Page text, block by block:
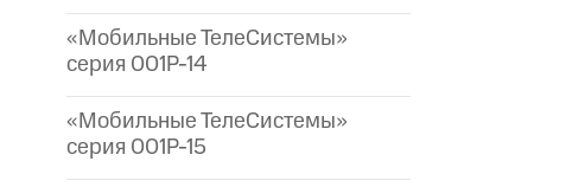
«Мобильные ТелеСистемы»
серия 001P-14
«Мобильные ТелеСистемы»
серия 001P-15